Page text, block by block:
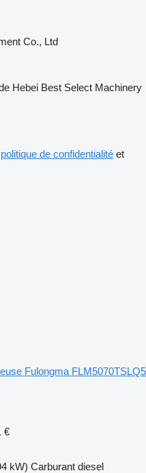
Co., Ltd
Hebei Best Select Machinery
politique de confidentialité et
Fulongma FLM5070TSLQ5
€
kW) Carburant diesel